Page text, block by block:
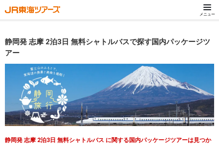
メニュー
静岡発 志摩 2泊3日 無料シャトルバスで探す国内パッケージツ
アー
静岡発 志摩 2泊3日 無料シャトルバス に関する国内パッケージツアーは見つか